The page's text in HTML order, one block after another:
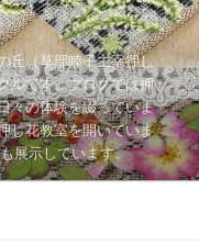
丘（草部睦子主宰押し
ルです。ブログでは押
々の体験を綴っていま
し花教室を開いていま
展示しています。